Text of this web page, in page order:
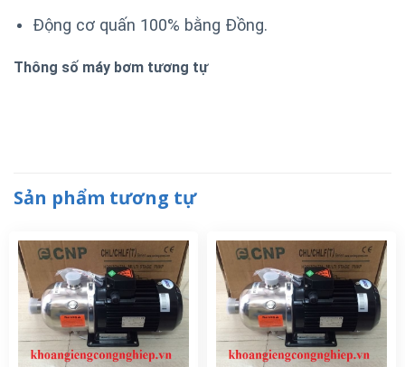
Động cơ quấn 100% bằng Đồng.
Thông số máy bơm tương tự
Sản phẩm tương tự